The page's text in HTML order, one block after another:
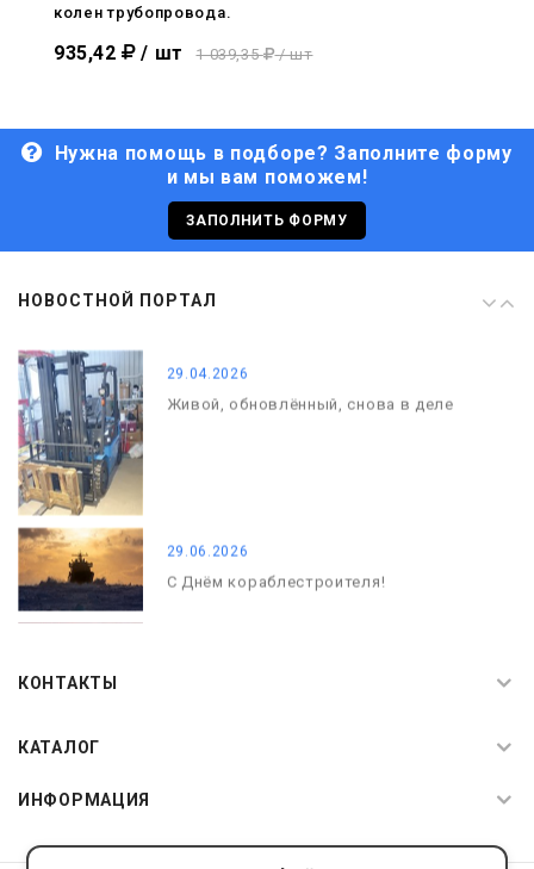
колен трубопровода.
935,42 / шт 1 039,35 / шт
Нужна помощь в подборе? Заполните форму
и мы вам поможем!
ЗАПОЛНИТЬ ФОРМУ
НОВОСТНОЙ ПОРТАЛ
29.06.2026
С Днём кораблестроителя!
С Днём Победы. Память, которая с
29.04.2026
Живой, обновлённый, снова в деле
29.06.2026
С Днём кораблестроителя!
КОНТАКТЫ
КАТАЛОГ
ИНФОРМАЦИЯ